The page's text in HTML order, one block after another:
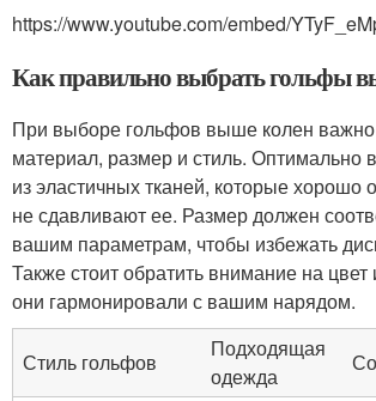
https://www.youtube.com/embed/
Как правильно выбрать гольфы
При выборе гольфов выше колен важно
материал, размер и стиль. Оптимально
из эластичных тканей, которые хорошо
не сдавливают ее. Размер должен
вашим параметрам, чтобы избежать
Также стоит обратить внимание на цвет
они гармонировали с вашим нарядом.
Стиль гольфов
Подходящая
одежда